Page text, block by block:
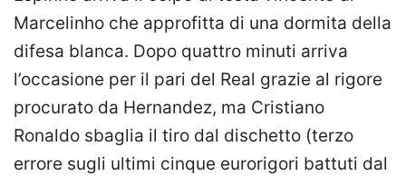
Marcelinho che approfitta di una dormita della
difesa blanca. Dopo quattro minuti arriva
l’occasione per il pari del Real grazie al rigore
procurato da Hernandez, ma Cristiano
Ronaldo sbaglia il tiro dal dischetto (terzo
errore sugli ultimi cinque eurorigori battuti dal